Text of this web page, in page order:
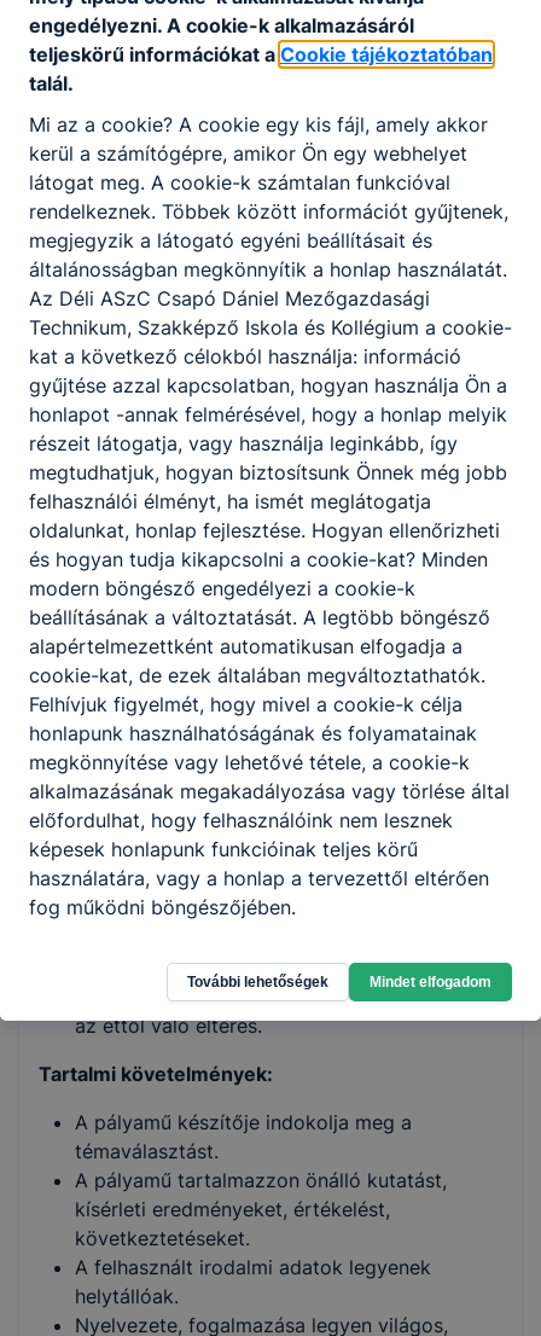
munkák alkotóit szóbeli védésre hívjuk, amelyről
2026. március 4-ig értesítjük a versenyzőket.
A szóbeli forduló időpontja 2026. március 20.
Az emlékverseny pályamunkáinak a szóbeli
védéssel együtt, a dolgozat témájától függően 4
bizottság rangsorolja. Az I.-III. helyezett
versenyzők tárgyjutalomban részesülnek.
A jelentkezéseket és a pályaműveket az alábbi
címre kérjük megküldeni:
„Csapó Dániel Emlékverseny”
Déli ASzC Csapó Dániel Mezőgazdasági
Technikum, Szakképző Iskola és Kollégium
7100 Szekszárd, Palánk 19.
e-mail:emlekverseny@csaposuli.hu
A dolgozatok formai követelményei:
A címlapon szerepeljen a pályamű címe,
témája, szerzője, a kategória, melyre a
dolgozatot nevezni kívánja, a felkészítő
oktató és a küldő iskola neve.
A dolgozat elején legyen a tartalomjegyzék –
a végén a mellékletek beszámozva.
A hivatkozások lábjegyzetben legyenek
megjelölve a dolgozatban, valamint a
felhasznált irodalom jegyzékének összesítése
szerepeljen a dolgozat végén.
A pályamű jól tagolt, könnyen olvasható
legyen. Szerkesztésében feleljen meg az
írásbeli alkotások követelményeinek –
megfelelő fejezetekre bontva, decimális
számozással ellátva – illetve indokolt esetben
az ettől való eltérés.
Tartalmi követelmények:
A pályamű készítője indokolja meg a
témaválasztást.
A pályamű tartalmazzon önálló kutatást,
kísérleti eredményeket, értékelést,
következtetéseket.
A felhasznált irodalmi adatok legyenek
helytállóak.
Nyelvezete, fogalmazása legyen világos,
engedélyezni. A cookie-k alkalmazásáról
teljeskörű információkat a Cookie tájékoztatóban
talál.
Mi az a cookie? A cookie egy kis fájl, amely akkor
kerül a számítógépre, amikor Ön egy webhelyet
látogat meg. A cookie-k számtalan funkcióval
rendelkeznek. Többek között információt gyűjtenek,
megjegyzik a látogató egyéni beállításait és
általánosságban megkönnyítik a honlap használatát.
Az Déli ASzC Csapó Dániel Mezőgazdasági
Technikum, Szakképző Iskola és Kollégium a cookie-
kat a következő célokból használja: információ
gyűjtése azzal kapcsolatban, hogyan használja Ön a
honlapot -annak felmérésével, hogy a honlap melyik
részeit látogatja, vagy használja leginkább, így
megtudhatjuk, hogyan biztosítsunk Önnek még jobb
felhasználói élményt, ha ismét meglátogatja
oldalunkat, honlap fejlesztése. Hogyan ellenőrizheti
és hogyan tudja kikapcsolni a cookie-kat? Minden
modern böngésző engedélyezi a cookie-k
beállításának a változtatását. A legtöbb böngésző
alapértelmezettként automatikusan elfogadja a
cookie-kat, de ezek általában megváltoztathatók.
Felhívjuk figyelmét, hogy mivel a cookie-k célja
honlapunk használhatóságának és folyamatainak
megkönnyítése vagy lehetővé tétele, a cookie-k
alkalmazásának megakadályozása vagy törlése által
előfordulhat, hogy felhasználóink nem lesznek
képesek honlapunk funkcióinak teljes körű
használatára, vagy a honlap a tervezettől eltérően
fog működni böngészőjében.
További lehetőségek Mindet elfogadom